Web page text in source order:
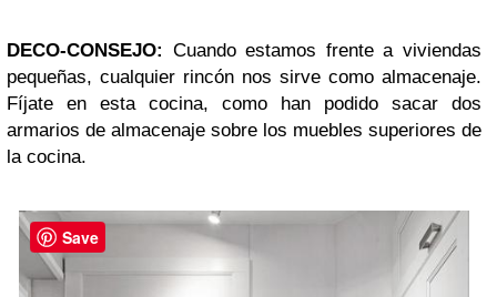
DECO-CONSEJO: Cuando estamos frente a viviendas
pequeñas, cualquier rincón nos sirve como almacenaje.
Fíjate en esta cocina, como han podido sacar dos
armarios de almacenaje sobre los muebles superiores de
la cocina.
Save